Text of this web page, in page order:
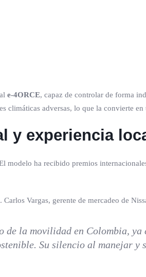
e-4ORCE, capaz de controlar de forma
climáticas adversas, lo que la convierte
y experiencia
modelo ha recibido premios
Vargas, gerente de mercadeo de
la movilidad en Colombia,
Su silencio al manejar